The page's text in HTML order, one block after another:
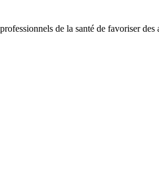
de la santé de favoriser